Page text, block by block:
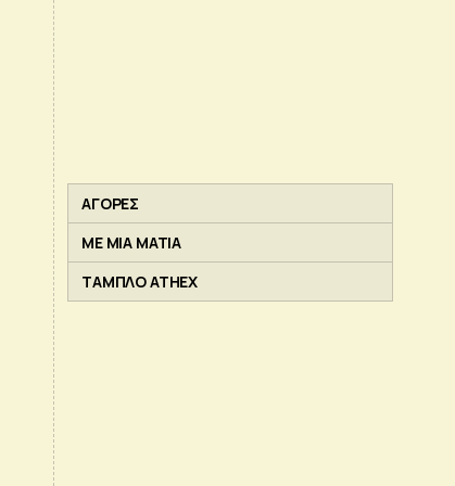
ΑΓΟΡΕΣ
ΜΕ ΜΙΑ ΜΑΤΙΑ
ΤΑΜΠΛΟ ATHEX